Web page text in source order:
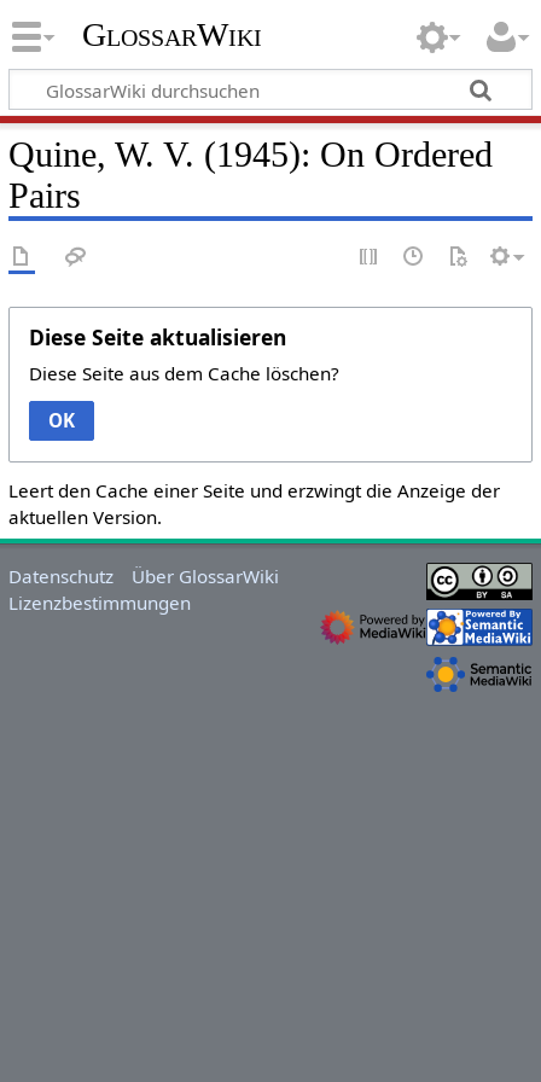
GlossarWiki
Quine, W. V. (1945): On Ordered
Pairs
Diese Seite aktualisieren
Diese Seite aus dem Cache löschen?
OK
Leert den Cache einer Seite und erzwingt die Anzeige der
aktuellen Version.
Datenschutz
Über GlossarWiki
Lizenzbestimmungen